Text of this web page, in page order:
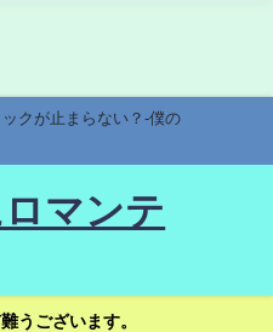
クが止まらない？-僕の
マンテ
うございます。